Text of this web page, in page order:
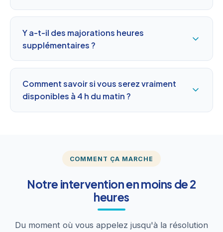
Y a-t-il des majorations heures
supplémentaires ?
Comment savoir si vous serez vraiment
disponibles à 4 h du matin ?
COMMENT ÇA MARCHE
Notre intervention en moins de 2
heures
Du moment où vous appelez jusqu'à la résolution